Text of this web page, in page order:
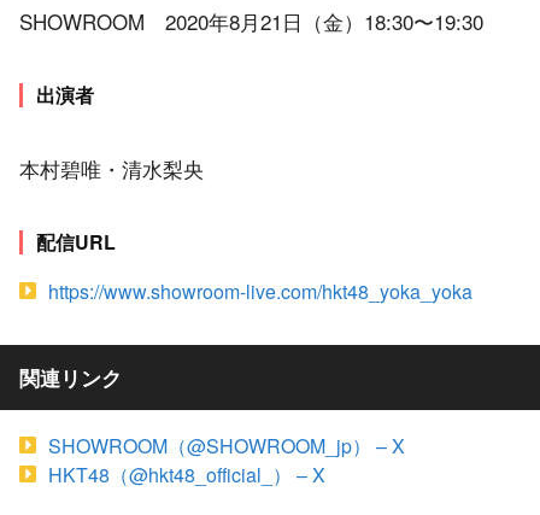
SHOWROOM 2020年8月21日（金）18:30〜19:30
出演者
本村碧唯・清水梨央
配信URL
https://www.showroom-live.com/hkt48_yoka_yoka
関連リンク
SHOWROOM（@SHOWROOM_jp） – X
HKT48（@hkt48_official_） – X